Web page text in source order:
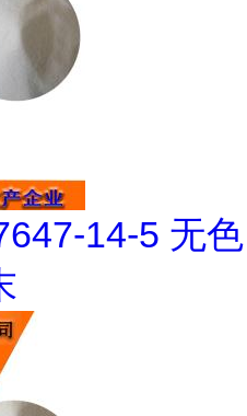
14-5 无色